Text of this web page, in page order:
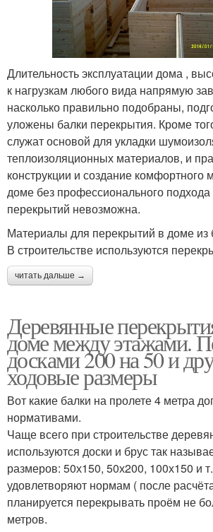
Длительность эксплуатации дома ,
к нагрузкам любого вида напрямую
насколько правильно подобраны,
уложены балки перекрытия. Кроме
служат основой для укладки
теплоизоляционных материалов, и
конструкции и создание комфортного
доме без профессионального подхода
перекрытий невозможна.
Материалы для перекрытий в доме из
В строительстве используются
читать дальше →
Деревянные
доме между этажами.
досками 200 на 50 и
ходовые размеры
Вот какие балки на пролете 4 метра
нормативами.
Чаще всего при строительстве
используются доски и брус так
размеров: 50х150, 50х200, 100х150 и
удовлетворяют нормам ( после
планируется перекрывать проём не
метров.